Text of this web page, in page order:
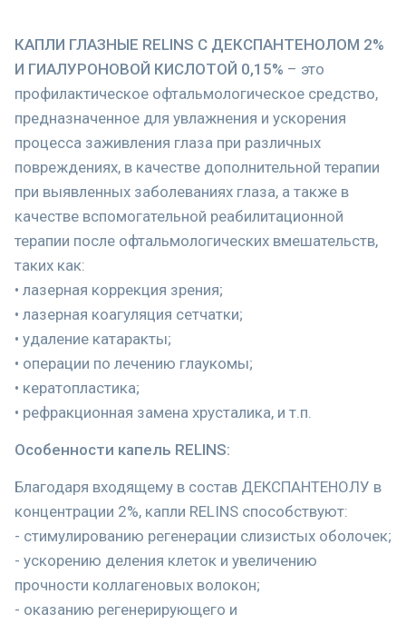
КАПЛИ ГЛАЗНЫЕ RELINS С ДЕКСПАНТЕНОЛОМ 2%
И ГИАЛУРОНОВОЙ КИСЛОТОЙ 0,15% – это
профилактическое офтальмологическое средство,
предназначенное для увлажнения и ускорения
процесса заживления глаза при различных
повреждениях, в качестве дополнительной терапии
при выявленных заболеваниях глаза, а также в
качестве вспомогательной реабилитационной
терапии после офтальмологических вмешательств,
таких как:
• лазерная коррекция зрения;
• лазерная коагуляция сетчатки;
• удаление катаракты;
• операции по лечению глаукомы;
• кератопластика;
• рефракционная замена хрусталика, и т.п.
Особенности капель RELINS:
Благодаря входящему в состав ДЕКСПАНТЕНОЛУ в
концентрации 2%, капли RELINS способствуют:
- стимулированию регенерации слизистых оболочек;
- ускорению деления клеток и увеличению
прочности коллагеновых волокон;
- оказанию регенерирующего и